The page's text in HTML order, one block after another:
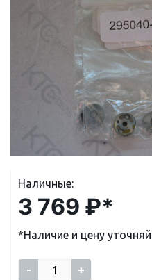
Наличные:
3 769 ₽*
*Наличие и цену
- +